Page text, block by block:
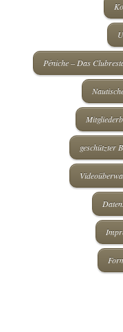
Péniche – Das
geschützter